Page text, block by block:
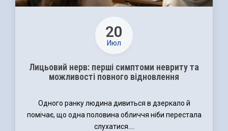
20
Июл
Лицьовий нерв: перші симптоми невриту та
можливості повного відновлення
Одного ранку людина дивиться в дзеркало й
помічає, що одна половина обличчя ніби перестала
слухатися....